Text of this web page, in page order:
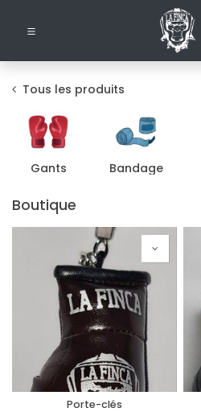
Tous les produits
Gants Bandage
Boutique
Porte-clés